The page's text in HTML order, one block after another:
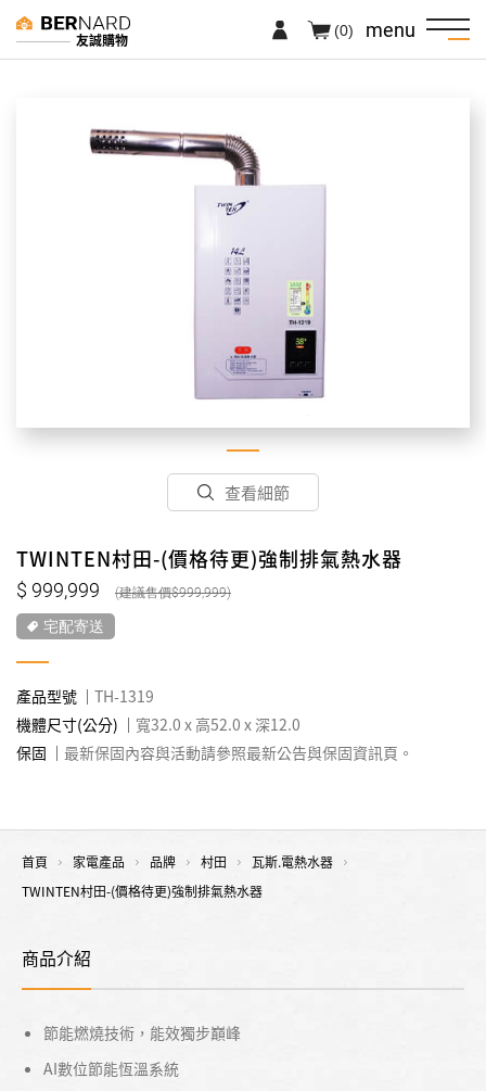
友誠購物 menu
(0)
查看細節
TWINTEN村田-(價格待更)強制排氣熱水器
999,999 999,999
宅配寄送
產品型號
TH-1319
機體尺寸(公分)
寬32.0 x 高52.0 x 深12.0
保固
最新保固內容與活動請參照最新公告與保固資訊頁。
首頁 家電產品 品牌 村田
瓦斯.電熱水器
TWINTEN村田-(價格待更)強制排氣熱水器
商品介紹
節能燃燒技術，能效獨步巔峰
AI數位節能恆溫系統